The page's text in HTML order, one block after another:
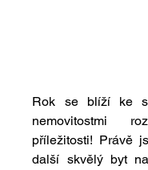
Rok se blíží ke
nemovitostmi
příležitosti! Právě
další skvělý byt